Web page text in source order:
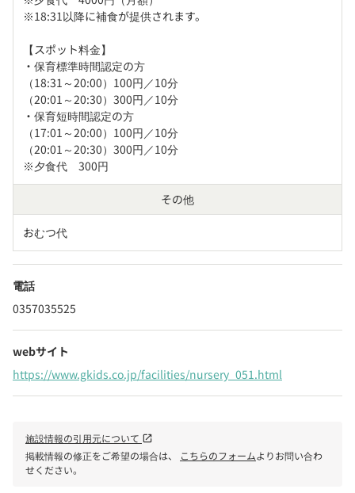
※18:31以降に補食が提供されます。
【スポット料金】
・保育標準時間認定の方
（18:31～20:00）100円／10分
（20:01～20:30）300円／10分
・保育短時間認定の方
（17:01～20:00）100円／10分
（20:01～20:30）300円／10分
※夕食代　300円
その他
おむつ代
電話
0357035525
webサイト
https://www.gkids.co.jp/facilities/nursery_051.html
施設情報の引用元について open_in_new
掲載情報の修正をご希望の場合は、 こちらのフォームよりお問い合わ
せください。